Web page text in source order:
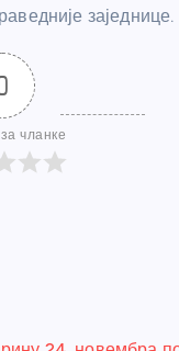
заједнице.
чланке